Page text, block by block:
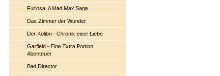
Furiosa: A Mad Max Saga
Das Zimmer der Wunder
Der Kolibri - Chronik einer Liebe
Garfield - Eine Extra Portion
Abenteuer
Bad Director